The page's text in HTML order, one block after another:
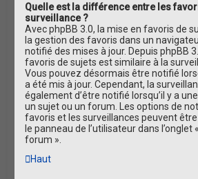
Quelle est la différence entre les
surveillance ?
Avec phpBB 3.0, la mise en favoris de
la gestion des favoris dans un
notifié des mises à jour. Depuis phpBB
favoris de sujets est similaire à la
Vous pouvez désormais être notifié
a été mis à jour. Cependant, la
également d’être notifié lorsqu’il y a
un sujet ou un forum. Les options de
favoris et les surveillances peuvent
le panneau de l’utilisateur dans l’onglet
forum ».
Haut